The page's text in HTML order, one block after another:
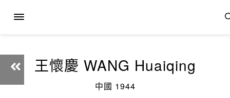
王懷慶 WANG Huaiqing
中國 1944